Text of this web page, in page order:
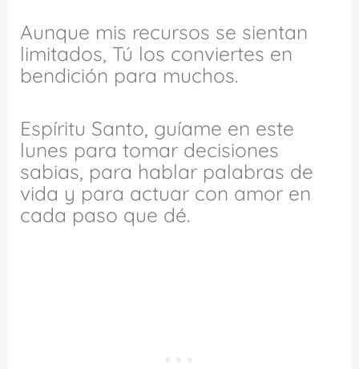
Aunque mis recursos se sientan
limitados, Tú los conviertes en
bendición para muchos.
Espíritu Santo, guíame en este
lunes para tomar decisiones
sabias, para hablar palabras de
vida y para actuar con amor en
cada paso que dé.